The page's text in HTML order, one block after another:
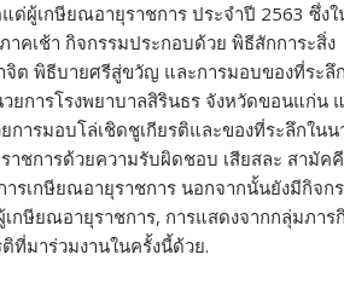
ผู้เกษียณอายุราชการ ประจำปี 2563 ซึ่ง
คเช้า กิจกรรมประกอบด้วย พิธีสักการะสิ่ง
ต พิธีบายศรีสู่ขวัญ และการมอบของที่ระลึ
ยการโรงพยาบาลสิรินธร จังหวัดขอนแก่น
ารมอบโล่เชิดชูเกียรติและของที่ระลึกในน
ชการด้วยความรับผิดชอบ เสียสละ สามัค
เกษียณอายุราชการ นอกจากนั้นยังมีกิจก
กษียณอายุราชการ, การแสดงจากกลุ่มภาร
ที่มาร่วมงานในครั้งนี้ด้วย.